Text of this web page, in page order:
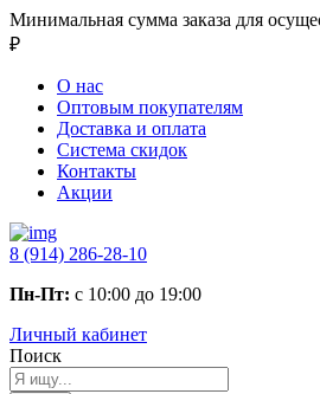
Минимальная сумма заказа для
₽
О нас
Оптовым покупателям
Доставка и оплата
Система скидок
Контакты
Акции
8 (914) 286-28-10
Пн-Пт: с 10:00 до 19:00
Личный кабинет
Поиск